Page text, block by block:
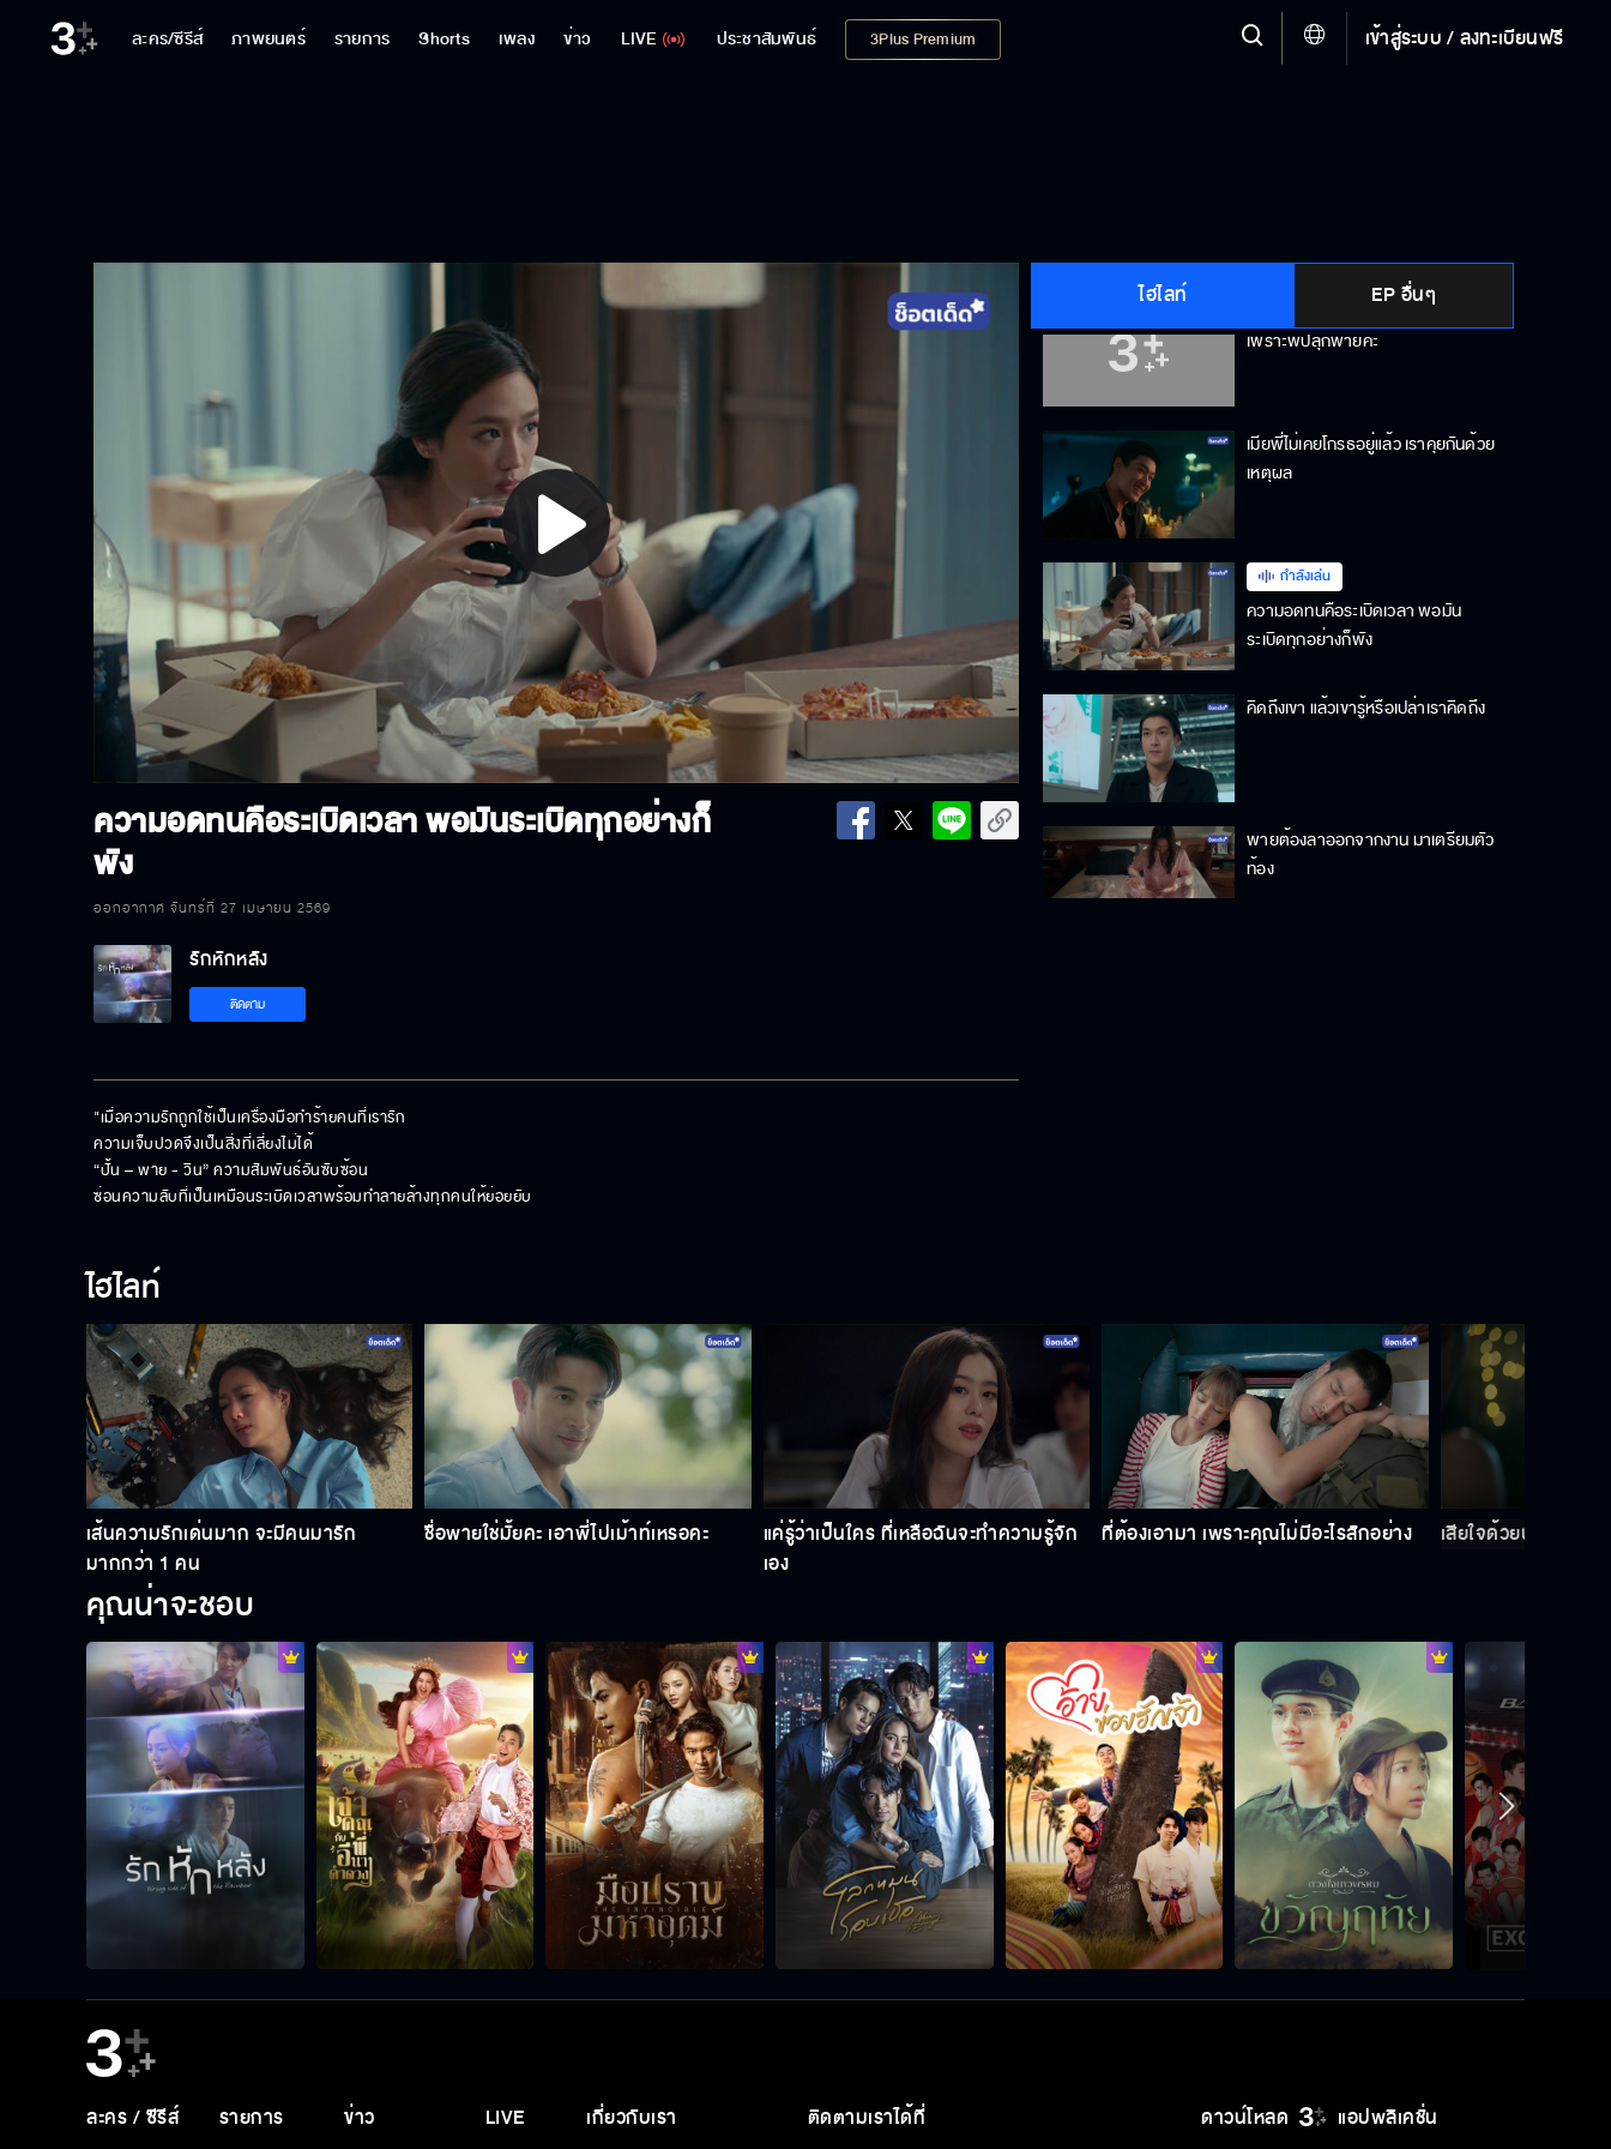
ละคร/ซีรีส์ ภาพยนตร์ รายการ Shorts เพลง ข่าว LIVE ประชาสัมพันธ์ 3Plus Premium เข้าสู่ระบบ / ลงทะเบียนฟรี
Play
Video
ความอดทนคือระเบิดเวลา พอมันระเบิดทุกอย่างก็
พัง
ออกอากาศ จันทร์ที่ 27 เมษายน 2569
ไฮไลท์ EP อื่นๆ
ถึงจะเกลียดขี้หน้าแต่งานเริ่ด ฉันโอเค
ที่หลับไม่สนิทไม่ใช่เพราะแสงสีฟ้า แต่
เพราะพี่ปลุกพายค่ะ
เมียพี่ไม่เคยโกรธอยู่แล้ว เราคุยกันด้วย
เหตุผล
กำลังเล่น
ความอดทนคือระเบิดเวลา พอมัน
ระเบิดทุกอย่างก็พัง
คิดถึงเขา แล้วเขารู้หรือเปล่าเราคิดถึง
พายต้องลาออกจากงาน มาเตรียมตัว
ท้อง
ถ้าให้พายเลือกแล้วไม่เอา พี่ปั้นเลือก
เองเลยค่ะ
น้ำหน้าอย่างเธอฉันไม่ได้ดูถูก แต่พูดให้
สำเหนียก
ฟังทีละข้อ
แต่งเงียบ ๆ ดีแล้ว เวลาเลิกกันจะได้ไม่
ต้องอธิบายเยอะ
ถ้าคนที่เข้ามาถ้ามันไม่ใช่มันก็ไม่ใช่อยู่ดี
รักหักหลัง
ติดตาม
"เมื่อความรักถูกใช้เป็นเครื่องมือทำร้ายคนที่เรารัก
ความเจ็บปวดจึงเป็นสิ่งที่เลี่ยงไม่ได้
“ปั้น – พาย - วิน” ความสัมพันธ์อันซับซ้อน
ซ่อนความลับที่เป็นเหมือนระเบิดเวลาพร้อมทำลายล้างทุกคนให้ย่อยยับ
ไฮไลท์
เส้นความรักเด่นมาก จะมีคนมารัก
มากกว่า 1 คน
ชื่อพายใช่มั้ยคะ เอาพี่ไปเม้าท์เหรอคะ
แค่รู้ว่าเป็นใคร ที่เหลือฉันจะทำความรู้จัก
เอง
ที่ต้องเอามา เพราะคุณไม่มีอะไรสักอย่าง เสียใจด้วยนะ เรื่อง
คุณน่าจะชอบ
ดาวน์โหลด แอปพลิเคชั่น
ละคร / ซีรีส์ รายการ ข่าว LIVE เกี่ยวกับเรา ติดตามเราได้ที่